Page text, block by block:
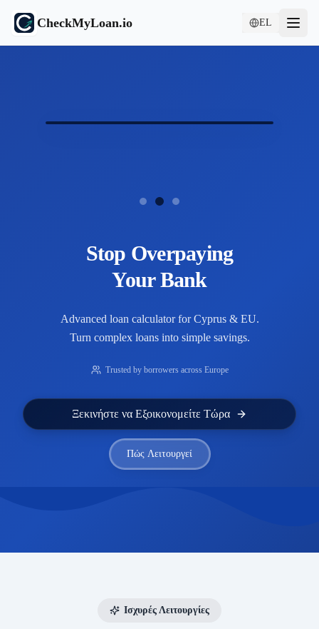
CheckMyLoan.io EL
Stop Overpaying
Your Bank
Advanced loan calculator for Cyprus & EU.
Turn complex loans into simple savings.
Trusted by borrowers across Europe
Ξεκινήστε να Εξοικονομείτε Τώρα
Πώς Λειτουργεί
Ισχυρές Λειτουργίες